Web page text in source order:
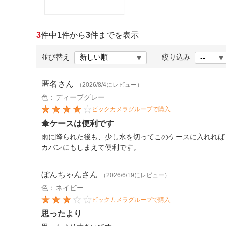
お知らせ
3件中1件から3件までを表示
並び替え 絞り込み
匿名 さん （2026/8/4にレビュー）
色：ディープグレー
ビックカメラグループで購入
傘ケースは便利です
雨に降られた後も、少し水を切ってこのケースに入れれば
カバンにもしまえて便利です。
ぼんちゃんさん （2026/6/19にレビュー）
色：ネイビー
ビックカメラグループで購入
思ったより